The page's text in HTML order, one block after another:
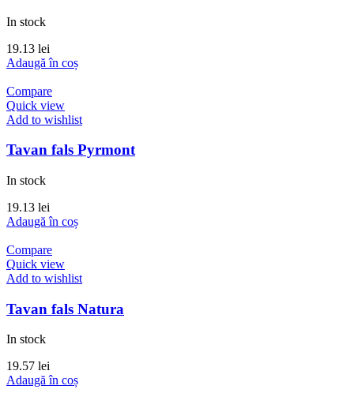
In stock
19.13 lei
Adaugă în coș
Compare
Quick view
Add to wishlist
Tavan fals Pyrmont
In stock
19.13 lei
Adaugă în coș
Compare
Quick view
Add to wishlist
Tavan fals Natura
In stock
19.57 lei
Adaugă în coș